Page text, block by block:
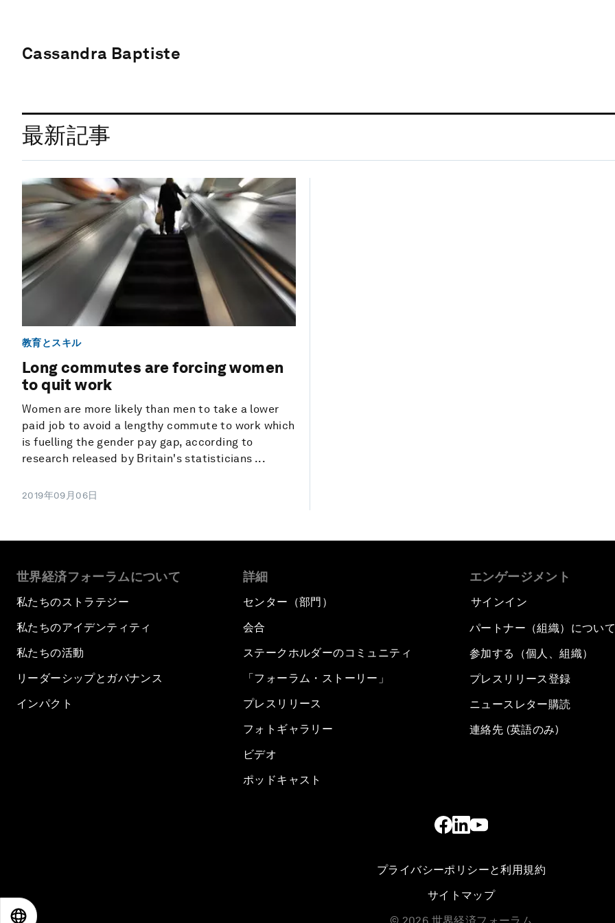
Cassandra Baptiste
最新記事
教育とスキル
Long commutes are forcing women
to quit work
Women are more likely than men to take a lower
paid job to avoid a lengthy commute to work which
is fuelling the gender pay gap, according to
research released by Britain's statisticians ...
2019年09月06日
世界経済フォーラムについて
私たちのストラテジー
私たちのアイデンティティ
私たちの活動
リーダーシップとガバナンス
インパクト
詳細
センター（部門）
会合
ステークホルダーのコミュニティ
「フォーラム・ストーリー」
プレスリリース
フォトギャラリー
ビデオ
ポッドキャスト
エンゲージメント
サインイン
パートナー（組織）について
参加する（個人、組織）
プレスリリース登録
ニュースレター購読
連絡先 (英語のみ)
プライバシーポリシーと利用規約
サイトマップ